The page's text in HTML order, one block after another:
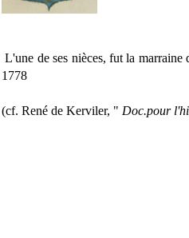
L'une de ses nièces, fut la
1778
(cf. René de Kerviler, " Doc.pour